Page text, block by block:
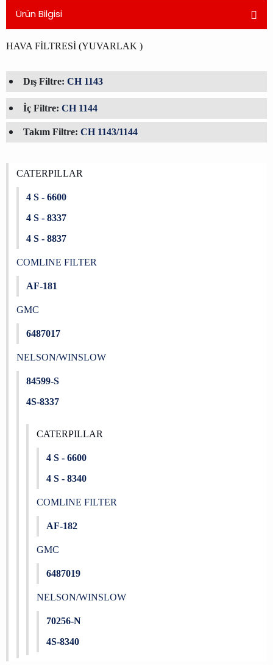
Ürün Bilgisi
HAVA FİLTRESİ (YUVARLAK )
Dış Filtre: CH 1143
İç Filtre: CH 1144
Takım Filtre: CH 1143/1144
CATERPILLAR
4 S - 6600
4 S - 8337
4 S - 8837
COMLINE FILTER
AF-181
GMC
6487017
NELSON/WINSLOW
84599-S
4S-8337
CATERPILLAR
4 S - 6600
4 S - 8340
COMLINE FILTER
AF-182
GMC
6487019
NELSON/WINSLOW
70256-N
4S-8340